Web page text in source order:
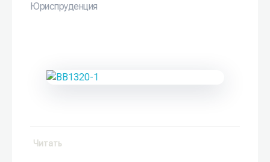
Юриспруденция
Читать